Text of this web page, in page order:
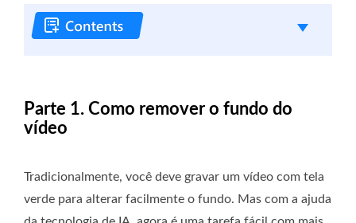
Parte 1. Como remover o fundo do
vídeo
Tradicionalmente, você deve gravar um vídeo com tela
verde para alterar facilmente o fundo. Mas com a ajuda